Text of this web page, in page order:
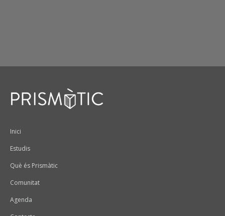
Peu
Inici
Estudis
Què és Prismàtic
Comunitat
Agenda